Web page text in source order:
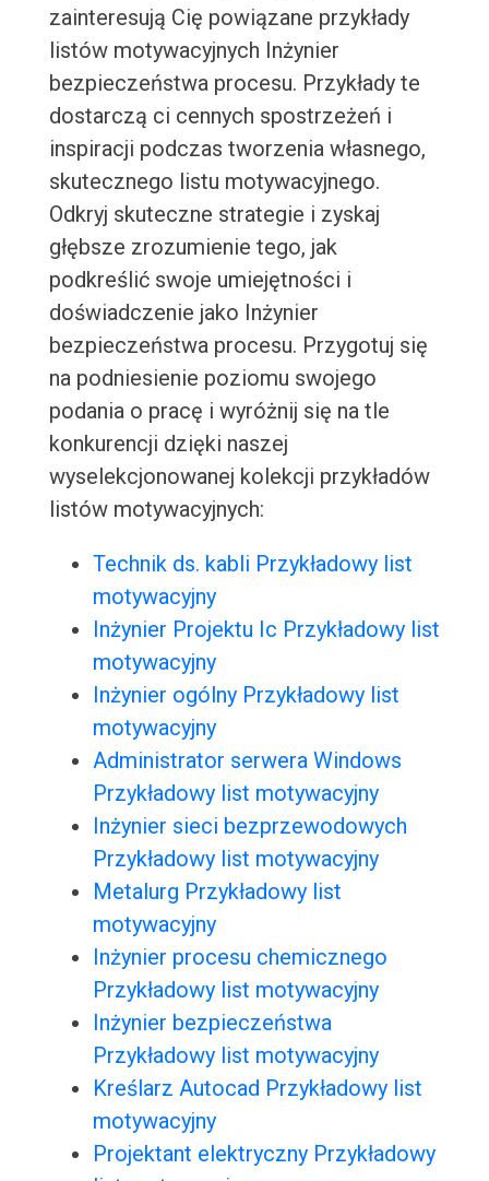
zainteresują Cię powiązane przykłady
listów motywacyjnych Inżynier
bezpieczeństwa procesu. Przykłady te
dostarczą ci cennych spostrzeżeń i
inspiracji podczas tworzenia własnego,
skutecznego listu motywacyjnego.
Odkryj skuteczne strategie i zyskaj
głębsze zrozumienie tego, jak
podkreślić swoje umiejętności i
doświadczenie jako Inżynier
bezpieczeństwa procesu. Przygotuj się
na podniesienie poziomu swojego
podania o pracę i wyróżnij się na tle
konkurencji dzięki naszej
wyselekcjonowanej kolekcji przykładów
listów motywacyjnych:
Technik ds. kabli Przykładowy list
motywacyjny
Inżynier Projektu Ic Przykładowy list
motywacyjny
Inżynier ogólny Przykładowy list
motywacyjny
Administrator serwera Windows
Przykładowy list motywacyjny
Inżynier sieci bezprzewodowych
Przykładowy list motywacyjny
Metalurg Przykładowy list
motywacyjny
Inżynier procesu chemicznego
Przykładowy list motywacyjny
Inżynier bezpieczeństwa
Przykładowy list motywacyjny
Kreślarz Autocad Przykładowy list
motywacyjny
Projektant elektryczny Przykładowy